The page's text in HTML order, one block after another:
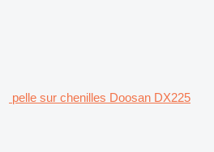
pelle sur chenilles Doosan DX225